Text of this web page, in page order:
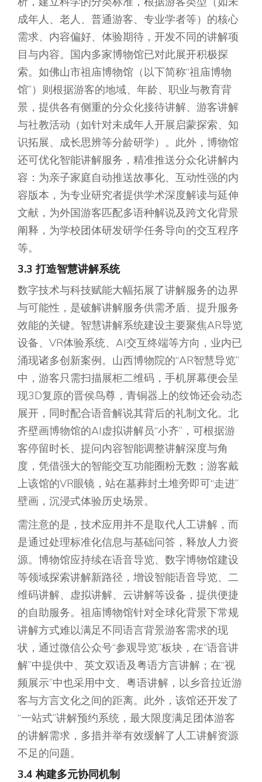
成年人、老人、普通游客、专业学者等）的核心
需求、内容偏好、体验期待，开发不同的讲解项
目与内容。国内多家博物馆已对此展开积极探
索。如佛山市祖庙博物馆（以下简称“祖庙博物
馆”）则根据游客的地域、年龄、职业与教育背
景，提供各有侧重的分众化接待讲解、游客讲解
与社教活动（如针对未成年人开展启蒙探索、知
识拓展、成长思辨等分龄研学）。此外，博物馆
还可优化智能讲解服务，精准推送分众化讲解内
容：为亲子家庭自动推送故事化、互动性强的内
容版本，为专业研究者提供学术深度解读与延伸
文献，为外国游客匹配多语种解说及跨文化背景
阐释，为学校团体研发研学任务导向的交互程序
等。
3.3 打造智慧讲解系统
数字技术与科技赋能大幅拓展了讲解服务的边界
与可能性，是破解讲解服务供需矛盾、提升服务
效能的关键。智慧讲解系统建设主要聚焦AR导览
设备、VR体验系统、AI交互终端等方向，业内已
涌现诸多创新案例。山西博物院的“AR智慧导览”
中，游客只需扫描展柜二维码，手机屏幕便会呈
现3D复原的晋侯鸟尊，青铜器上的纹饰还会动态
展开，同时配合语音解说其背后的礼制文化。北
齐壁画博物馆的AI虚拟讲解员“小齐”，可根据游
客停留时长、提问内容智能调整讲解深度与角
度，凭借强大的智能交互功能圈粉无数；游客戴
上该馆的VR眼镜，站在墓葬封土堆旁即可“走进”
壁画，沉浸式体验历史场景。
需注意的是，技术应用并不是取代人工讲解，而
是通过处理标准化信息与基础问答，释放人力资
源。博物馆应持续在语音导览、数字博物馆建设
等领域探索讲解新路径，增设智能语音导览、二
维码讲解、虚拟讲解、云讲解等设备，提供便捷
的自助服务。祖庙博物馆针对全球化背景下常规
讲解方式难以满足不同语言背景游客需求的现
状，通过微信公众号“参观导览”板块，在“语音讲
解”中提供中、英文双语及粤语方言讲解；在“视
频展示”中也采用中文、粤语讲解，以乡音拉近游
客与方言文化之间的距离。此外，该馆还开发了
“一站式”讲解预约系统，最大限度满足团体游客
的讲解需求，多措并举有效缓解了人工讲解资源
不足的问题。
3.4 构建多元协同机制